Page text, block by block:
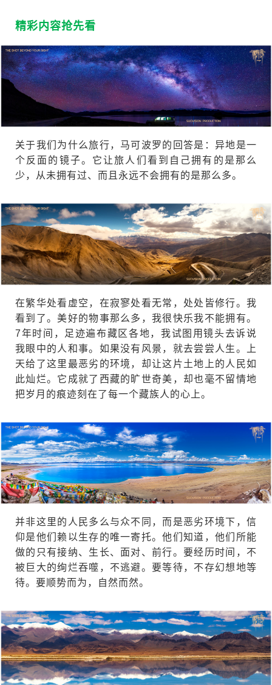
精彩内容抢先看
关于我们为什么旅行，马可波罗的回答是：异地是一
个反面的镜子。它让旅人们看到自己拥有的是那么
少，从未拥有过、而且永远不会拥有的是那么多。
在繁华处看虚空，在寂寥处看无常，处处皆修行。我
看到了。美好的物事那么多，我很快乐我不能拥有。
7年时间，足迹遍布藏区各地，我试图用镜头去诉说
我眼中的人和事。如果没有风景，就去尝尝人生。上
天给了这里最恶劣的环境，却让这片土地上的人民如
此灿烂。它成就了西藏的旷世奇美，却也毫不留情地
把岁月的痕迹刻在了每一个藏族人的心上。
并非这里的人民多么与众不同，而是恶劣环境下，信
仰是他们赖以生存的唯一寄托。他们知道，他们所能
做的只有接纳、生长、面对、前行。要经历时间，不
被巨大的绚烂吞噬，不逃避。要等待，不存幻想地等
待。要顺势而为，自然而然。